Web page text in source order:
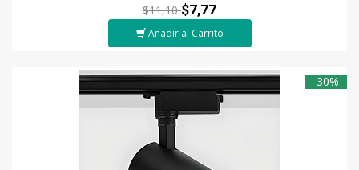
$11,10$7,77
Añadir al Carrito
-30%